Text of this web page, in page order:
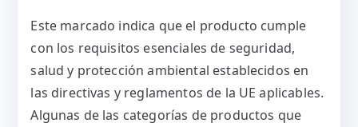
Este marcado indica que el producto cumple
con los requisitos esenciales de seguridad,
salud y protección ambiental establecidos en
las directivas y reglamentos de la UE aplicables.
Algunas de las categorías de productos que